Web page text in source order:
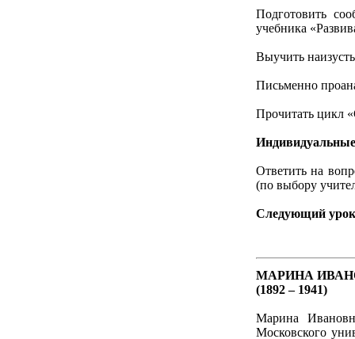
Подготовить
учебника
Выучить
Письменно
Прочитать цикл
Ответить на
(по выбору
Следующий
МАРИНА
(1892 – 1941)
Марина
Московского